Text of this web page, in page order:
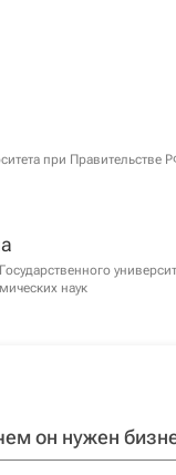
при Правительстве
наук
он нужен